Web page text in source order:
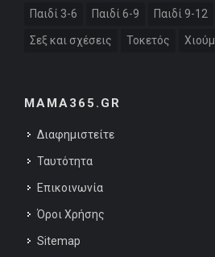
Παιδί 3-6 Παιδί 6-9 Παιδί 9-12
Σεξ και σχέσεις Τοκετός
MAMA365.GR
Διαφημιστείτε
Ταυτότητα
Επικοινωνία
Όροι Χρήσης
Sitemap